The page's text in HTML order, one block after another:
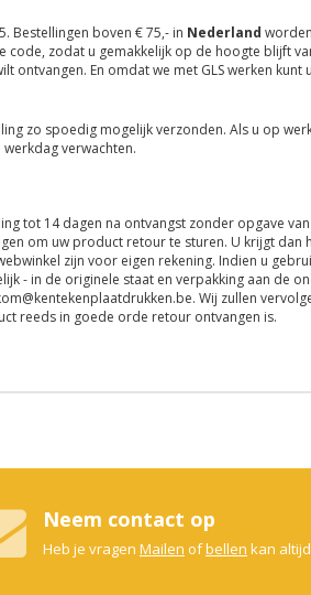
Bestellingen boven € 75,- in Nederland
code, zodat u gemakkelijk op de hoogte blijft
ontvangen. En omdat we met GLS werken
zo spoedig mogelijk verzonden. Als u op
verwachten.
tot 14 dagen na ontvangst zonder opgave
om uw product retour te sturen. U krijgt
zijn voor eigen rekening. Indien u
- in de originele staat en verpakking aan de
. Wij zullen
reeds in goede orde retour ontvangen is.
Neem contact op
Heb je vragen Mailen ofbellen kan